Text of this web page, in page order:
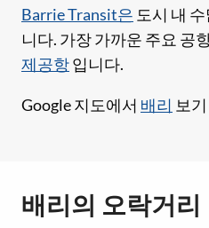
Barrie Transit은 도시 내
니다. 가장 가까운 주요 공
제공항입니다.
Google 지도에서 배리 보기
배리의 오락거리